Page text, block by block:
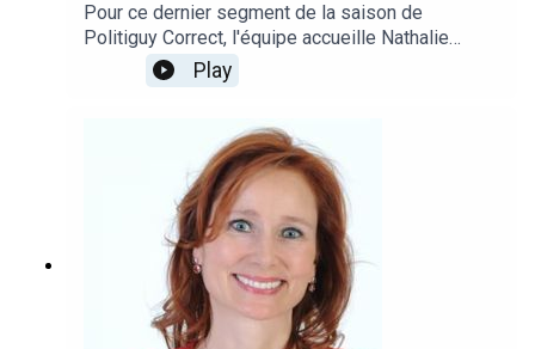
Pour ce dernier segment de la saison de
Politiguy Correct, l'équipe accueille Nathalie
Paris, présidente et directrice du Groupe
Patrimoine. Ensemble, ils reviennent sur les
grandes et belles nouvelles pour l'avenir de
l'organisation. Un rendez-vous incontournable
pour clore cette saison en beauté, présenté par
Play